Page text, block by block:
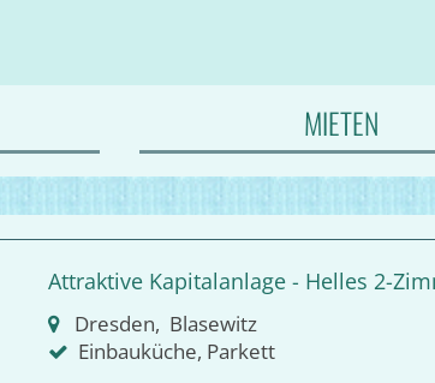
MIETEN
Attraktive Kapitalanlage - Helles 2-
Dresden, Blasewitz
Einbauküche, Parkett